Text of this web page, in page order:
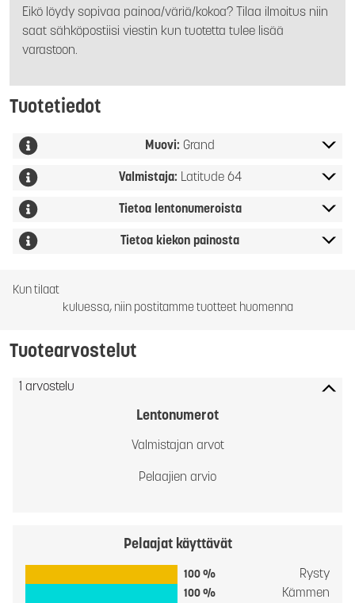
Eikö löydy sopivaa painoa/väriä/kokoa? Tilaa ilmoitus niin
saat sähköpostiisi viestin kun tuotetta tulee lisää
varastoon.
Tuotetiedot
Muovi: Grand
Valmistaja: Latitude 64
Tietoa lentonumeroista
Tietoa kiekon painosta
Kun tilaat
kuluessa, niin postitamme tuotteet huomenna
Tuotearvostelut
1 arvostelu
Lentonumerot
Valmistajan arvot
Pelaajien arvio
Pelaajat käyttävät
100 % Rysty
100 % Kämmen